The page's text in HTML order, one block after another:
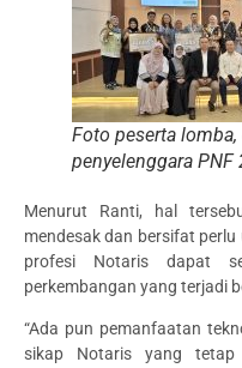
Foto peserta
penyelenggara PNF
Menurut Ranti, hal
mendesak dan bersifat
profesi Notaris dapat
perkembangan yang terjadi
“Ada pun pemanfaatan
sikap Notaris yang tetap